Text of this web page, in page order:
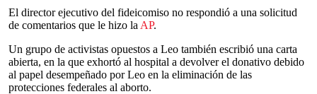
El director ejecutivo del fideicomiso no respondió a una solicitud
de comentarios que le hizo la AP.
Un grupo de activistas opuestos a Leo también escribió una carta
abierta, en la que exhortó al hospital a devolver el donativo debido
al papel desempeñado por Leo en la eliminación de las
protecciones federales al aborto.